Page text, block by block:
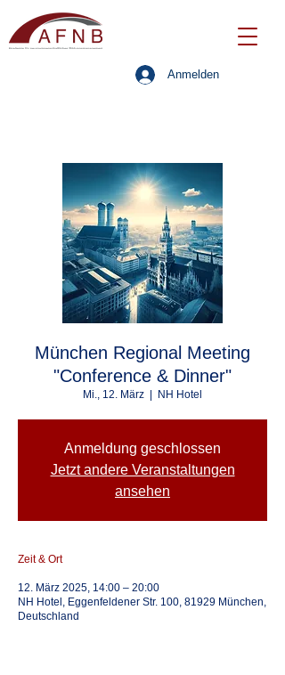
Anmelden
München Regional Meeting
"Conference & Dinner"
Mi., 12. März NH Hotel
Anmeldung geschlossen
Jetzt andere Veranstaltungen
ansehen
Zeit & Ort
12. März 2025, 14:00 – 20:00
NH Hotel, Eggenfeldener Str. 100, 81929 München,
Deutschland